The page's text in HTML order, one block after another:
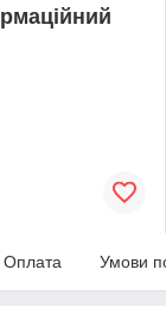
Оплата Умови